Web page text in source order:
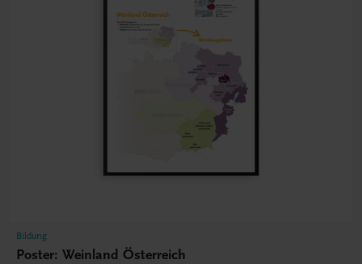
Bildung
Poster: Weinland Österreich